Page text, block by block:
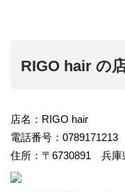
RIGO hair の
店名：RIGO hair
電話番号：0789171213
住所：〒6730891 兵